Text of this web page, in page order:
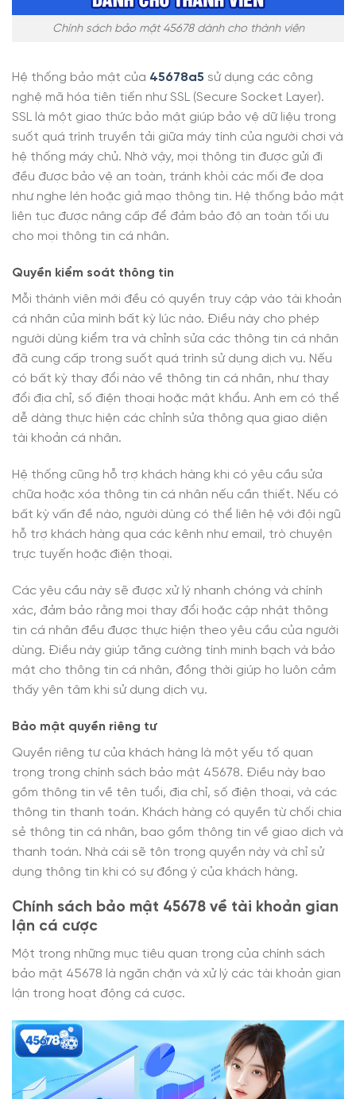
Chính sách bảo mật 45678 dành cho thành viên
Hệ thống bảo mật của 45678a5 sử dụng các công
nghệ mã hóa tiên tiến như SSL (Secure Socket Layer).
SSL là một giao thức bảo mật giúp bảo vệ dữ liệu trong
suốt quá trình truyền tải giữa máy tính của người chơi và
hệ thống máy chủ. Nhờ vậy, mọi thông tin được gửi đi
đều được bảo vệ an toàn, tránh khỏi các mối đe dọa
như nghe lén hoặc giả mạo thông tin. Hệ thống bảo mật
liên tục được nâng cấp để đảm bảo độ an toàn tối ưu
cho mọi thông tin cá nhân.
Quyền kiểm soát thông tin
Mỗi thành viên mới đều có quyền truy cập vào tài khoản
cá nhân của mình bất kỳ lúc nào. Điều này cho phép
người dùng kiểm tra và chỉnh sửa các thông tin cá nhân
đã cung cấp trong suốt quá trình sử dụng dịch vụ. Nếu
có bất kỳ thay đổi nào về thông tin cá nhân, như thay
đổi địa chỉ, số điện thoại hoặc mật khẩu. Anh em có thể
dễ dàng thực hiện các chỉnh sửa thông qua giao diện
tài khoản cá nhân.
Hệ thống cũng hỗ trợ khách hàng khi có yêu cầu sửa
chữa hoặc xóa thông tin cá nhân nếu cần thiết. Nếu có
bất kỳ vấn đề nào, người dùng có thể liên hệ với đội ngũ
hỗ trợ khách hàng qua các kênh như email, trò chuyện
trực tuyến hoặc điện thoại.
Các yêu cầu này sẽ được xử lý nhanh chóng và chính
xác, đảm bảo rằng mọi thay đổi hoặc cập nhật thông
tin cá nhân đều được thực hiện theo yêu cầu của người
dùng. Điều này giúp tăng cường tính minh bạch và bảo
mật cho thông tin cá nhân, đồng thời giúp họ luôn cảm
thấy yên tâm khi sử dụng dịch vụ.
Bảo mật quyền riêng tư
Quyền riêng tư của khách hàng là một yếu tố quan
trọng trong chính sách bảo mật 45678. Điều này bao
gồm thông tin về tên tuổi, địa chỉ, số điện thoại, và các
thông tin thanh toán. Khách hàng có quyền từ chối chia
sẻ thông tin cá nhân, bao gồm thông tin về giao dịch và
thanh toán. Nhà cái sẽ tôn trọng quyền này và chỉ sử
dụng thông tin khi có sự đồng ý của khách hàng.
Chính sách bảo mật 45678 về tài khoản gian
lận cá cược
Một trong những mục tiêu quan trọng của chính sách
bảo mật 45678 là ngăn chặn và xử lý các tài khoản gian
lận trong hoạt động cá cược.